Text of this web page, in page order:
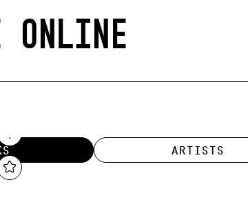
ONLINE
ARTISTS